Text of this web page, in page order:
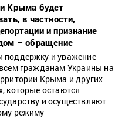
Крыма будет
в частности,
и признание
– обращение
и уважение
гражданам Украины на
Крыма и других
которые остаются
и осуществляют
режиму